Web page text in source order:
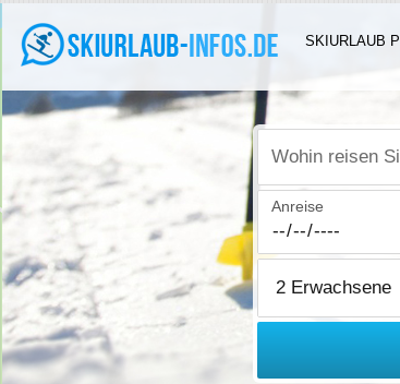
SKIURLAUB
Wohin reisen Sie?
Anreise